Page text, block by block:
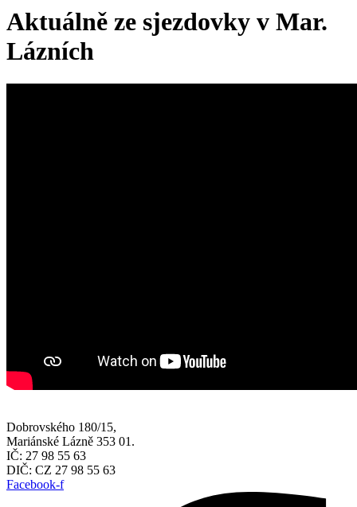
Aktuálně ze sjezdovky v Mar.
Lázních
Dobrovského 180/15,
Mariánské Lázně 353 01.
IČ: 27 98 55 63
DIČ: CZ 27 98 55 63
Facebook-f